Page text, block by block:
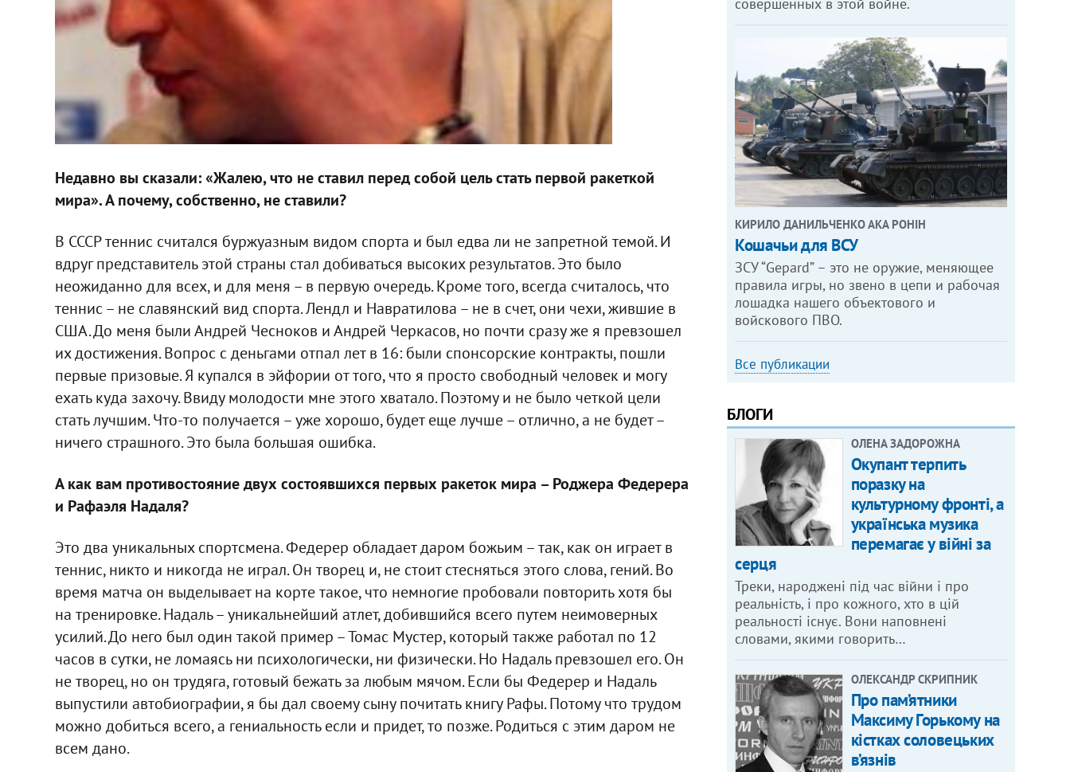
Недавно вы сказали: «Жалею, что не ставил перед собой цель стать первой ракеткой
мира». А почему, собственно, не ставили?
В СССР теннис считался буржуазным видом спорта и был едва ли не запретной темой. И
вдруг представитель этой страны стал добиваться высоких результатов. Это было
неожиданно для всех, и для меня – в первую очередь. Кроме того, всегда считалось, что
теннис – не славянский вид спорта. Лендл и Навратилова – не в счет, они чехи, жившие в
США. До меня были Андрей Чесноков и Андрей Черкасов, но почти сразу же я превзошел
их достижения. Вопрос с деньгами отпал лет в 16: были спонсорские контракты, пошли
первые призовые. Я купался в эйфории от того, что я просто свободный человек и могу
ехать куда захочу. Ввиду молодости мне этого хватало. Поэтому и не было четкой цели
стать лучшим. Что-то получается – уже хорошо, будет еще лучше – отлично, а не будет –
ничего страшного. Это была большая ошибка.
А как вам противостояние двух состоявшихся первых ракеток мира – Роджера Федерера
и Рафаэля Надаля?
Это два уникальных спортсмена. Федерер обладает даром божьим – так, как он играет в
теннис, никто и никогда не играл. Он творец и, не стоит стесняться этого слова, гений. Во
время матча он выделывает на корте такое, что немногие пробовали повторить хотя бы
на тренировке. Надаль – уникальнейший атлет, добившийся всего путем неимоверных
усилий. До него был один такой пример – Томас Мустер, который также работал по 12
часов в сутки, не ломаясь ни психологически, ни физически. Но Надаль превзошел его. Он
не творец, но он трудяга, готовый бежать за любым мячом. Если бы Федерер и Надаль
выпустили автобиографии, я бы дал своему сыну почитать книгу Рафы. Потому что трудом
можно добиться всего, а гениальность если и придет, то позже. Родиться с этим даром не
всем дано.
КИРИЛО ДАНИЛЬЧЕНКО АКА РОНІН
Кошачьи для ВСУ
ЗСУ “Gepard” – это не оружие, меняющее
правила игры, но звено в цепи и рабочая
лошадка нашего объектового и
войскового ПВО.
Все публикации
БЛОГИ
ОЛЕНА ЗАДОРОЖНА
Окупант терпить
поразку на
культурному фронті, а
українська музика
перемагає у війні за
серця
Треки, народжені під час війни і про
реальність, і про кожного, хто в цій
реальності існує. Вони наповнені
словами, якими говорить…
ОЛЕКСАНДР СКРИПНИК
Про пам’ятники
Максиму Горькому на
кістках соловецьких
в’язнів